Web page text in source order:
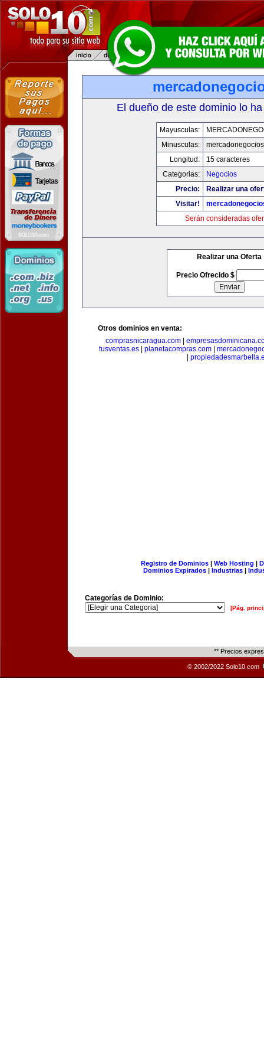
El dueño de este dominio lo
Mayusculas:
Minusculas:
Longitud:
15 caracteres
Categorias:
Negocios
Precio:
Realizar una
Visitar!
Serán consideradas
Realizar una Oferta
Precio Ofrecido $
Otros dominios en venta:
comprasnicaragua.com|
tusventas.es| planetacompras.com|
Registro de Dominios| Web Hosting |
Dominios Expirados | Industrias |
Categorías de Dominio:
[Pág.
** Precios
© 2002/2022 Solo10.com